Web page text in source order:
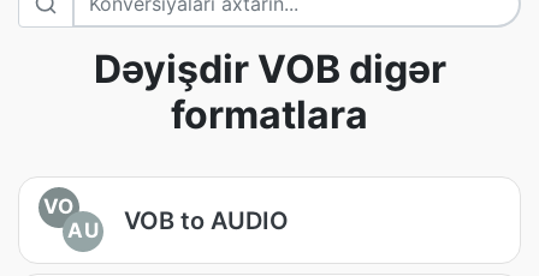
Dəyişdir VOB digər
formatlara
VO
AU
VOB to AUDIO